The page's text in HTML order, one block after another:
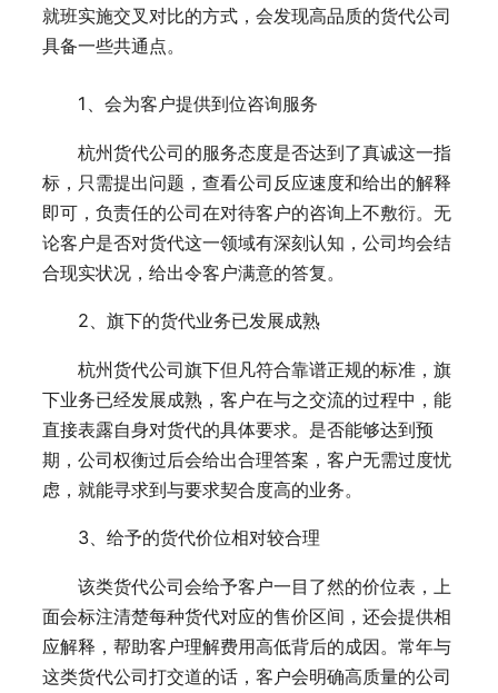
就班实施交叉对比的方式，会发现高品质的货代公司
具备一些共通点。
1、会为客户提供到位咨询服务
杭州货代公司的服务态度是否达到了真诚这一指
标，只需提出问题，查看公司反应速度和给出的解释
即可，负责任的公司在对待客户的咨询上不敷衍。无
论客户是否对货代这一领域有深刻认知，公司均会结
合现实状况，给出令客户满意的答复。
2、旗下的货代业务已发展成熟
杭州货代公司旗下但凡符合靠谱正规的标准，旗
下业务已经发展成熟，客户在与之交流的过程中，能
直接表露自身对货代的具体要求。是否能够达到预
期，公司权衡过后会给出合理答案，客户无需过度忧
虑，就能寻求到与要求契合度高的业务。
3、给予的货代价位相对较合理
该类货代公司会给予客户一目了然的价位表，上
面会标注清楚每种货代对应的售价区间，还会提供相
应解释，帮助客户理解费用高低背后的成因。常年与
这类货代公司打交道的话，客户会明确高质量的公司